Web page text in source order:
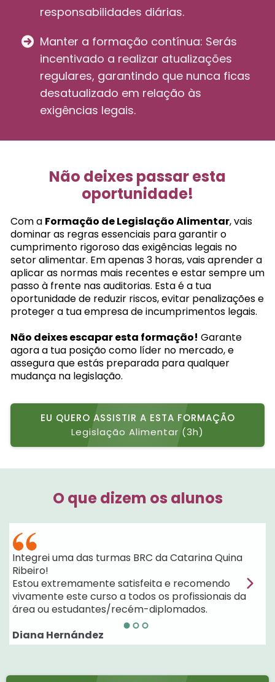
responsabilidades diárias.
Manter a formação contínua: Serás
incentivado a realizar atualizações
regulares, garantindo que nunca ficas
desatualizado em relação às
exigências legais.
Não deixes passar esta
oportunidade!
Com a Formação de Legislação Alimentar, vais
dominar as regras essenciais para garantir o
cumprimento rigoroso das exigências legais no
setor alimentar. Em apenas 3 horas, vais aprender a
aplicar as normas mais recentes e estar sempre um
passo à frente nas auditorias. Esta é a tua
oportunidade de reduzir riscos, evitar penalizações e
proteger a tua empresa de incumprimentos legais.
Não deixes escapar esta formação! Garante
agora a tua posição como líder no mercado, e
assegura que estás preparada para qualquer
mudança na legislação.
EU QUERO ASSISTIR A ESTA FORMAÇÃO
Legislação Alimentar (3h)
O que dizem os alunos
Integrei uma das turmas BRC da Catarina Quina
Ribeiro!
Estou extremamente satisfeita e recomendo
vivamente este curso a todos os profissionais da
área ou estudantes/recém-diplomados.
Diana Hernández